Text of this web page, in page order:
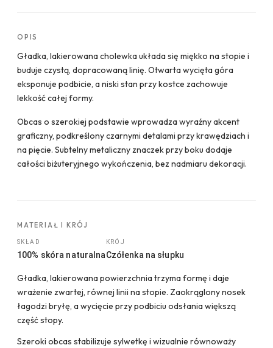
OPIS
Gładka, lakierowana cholewka układa się miękko na stopie i
buduje czystą, dopracowaną linię. Otwarta wycięta góra
eksponuje podbicie, a niski stan przy kostce zachowuje
lekkość całej formy.
Obcas o szerokiej podstawie wprowadza wyraźny akcent
graficzny, podkreślony czarnymi detalami przy krawędziach i
na pięcie. Subtelny metaliczny znaczek przy boku dodaje
całości biżuteryjnego wykończenia, bez nadmiaru dekoracji.
MATERIAŁ I KRÓJ
SKŁAD
100% skóra naturalna
KRÓJ
Czółenka na słupku
Gładka, lakierowana powierzchnia trzyma formę i daje
wrażenie zwartej, równej linii na stopie. Zaokrąglony nosek
łagodzi bryłę, a wycięcie przy podbiciu odsłania większą
część stopy.
Szeroki obcas stabilizuje sylwetkę i wizualnie równoważy